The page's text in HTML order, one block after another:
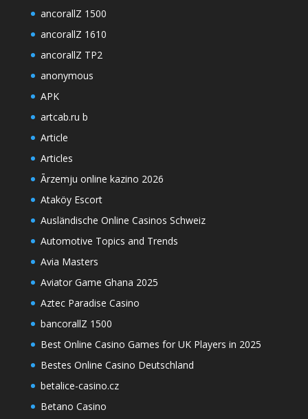
ancorallZ 1500
ancorallZ 1610
ancorallZ TP2
anonymous
APK
artcab.ru b
Article
Articles
Ārzemju online kazino 2026
Ataköy Escort
Ausländische Online Casinos Schweiz
Automotive Topics and Trends
Avia Masters
Aviator Game Ghana 2025
Aztec Paradise Casino
bancorallZ 1500
Best Online Casino Games for UK Players in 2025
Bestes Online Casino Deutschland
betalice-casino.cz
Betano Casino